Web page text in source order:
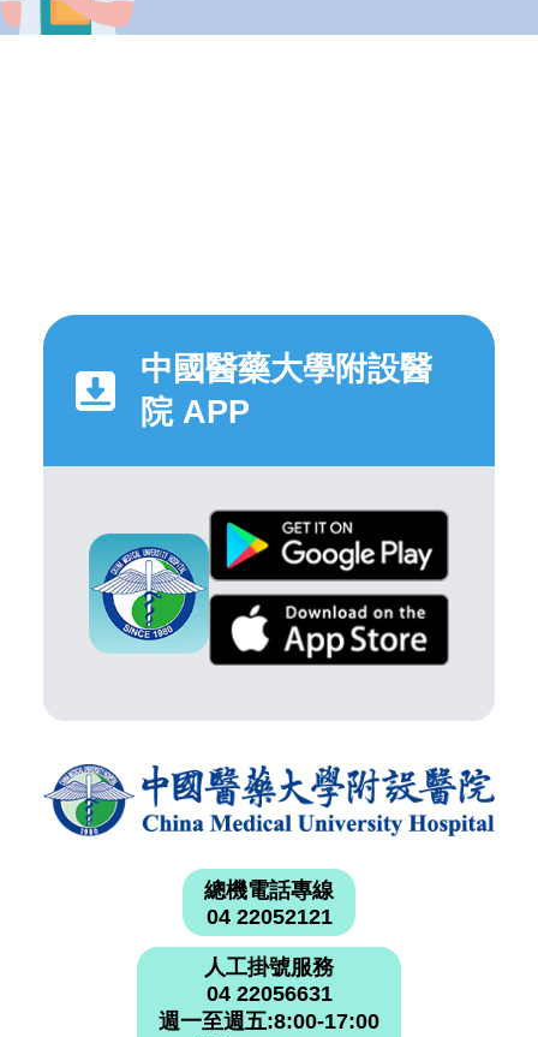
中國醫藥大學附設醫
院 APP
總機電話專線
04 22052121
人工掛號服務
04 22056631
週一至週五:8:00-17:00